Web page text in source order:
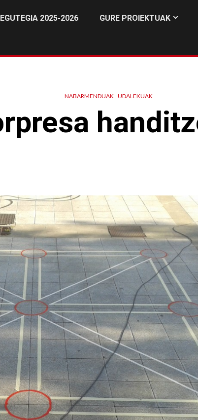
EGUTEGIA 2025-2026 GURE PROIEKTUAK
NABARMENDUAK UDALEKUAK